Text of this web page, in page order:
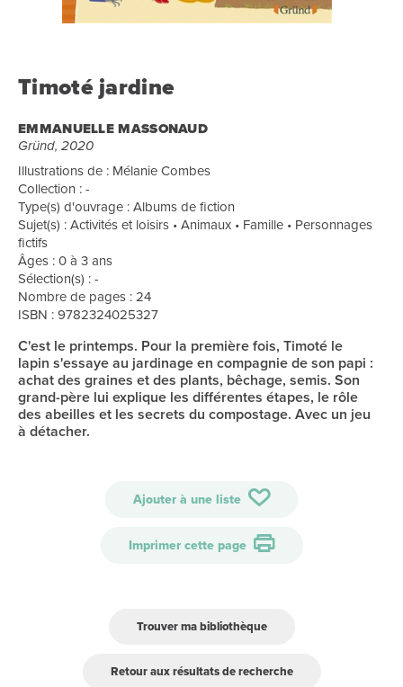
Timoté jardine
EMMANUELLE MASSONAUD
Gründ, 2020
Illustrations de : Mélanie Combes
Collection : -
Type(s) d'ouvrage : Albums de fiction
Sujet(s) : Activités et loisirs • Animaux • Famille • Personnages
fictifs
Âges : 0 à 3 ans
Sélection(s) : -
Nombre de pages : 24
ISBN : 9782324025327
C'est le printemps. Pour la première fois, Timoté le
lapin s'essaye au jardinage en compagnie de son papi :
achat des graines et des plants, bêchage, semis. Son
grand-père lui explique les différentes étapes, le rôle
des abeilles et les secrets du compostage. Avec un jeu
à détacher.
Ajouter à une liste
Imprimer cette page
Trouver ma bibliothèque
Retour aux résultats de recherche